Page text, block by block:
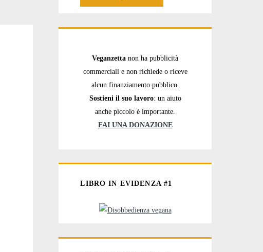
Veganzetta non ha pubblicità
commerciali e non richiede o riceve
alcun finanziamento pubblico.
Sostieni il suo lavoro: un aiuto
anche piccolo è importante.
FAI UNA DONAZIONE
LIBRO IN EVIDENZA #1